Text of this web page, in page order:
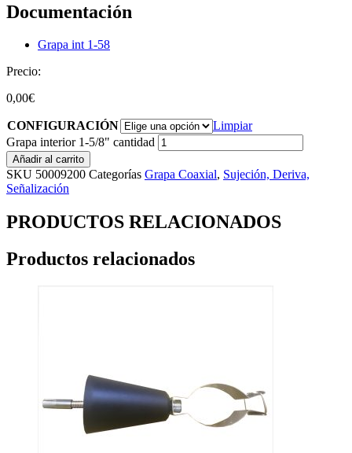
Documentación
Grapa int 1-58
Precio:
0,00€
CONFIGURACIÓN
Limpiar
Grapa interior 1-5/8" cantidad
Añadir al carrito
SKU 50009200 Categorías Grapa Coaxial, Sujeción, Deriva,
Señalización
PRODUCTOS RELACIONADOS
Productos relacionados